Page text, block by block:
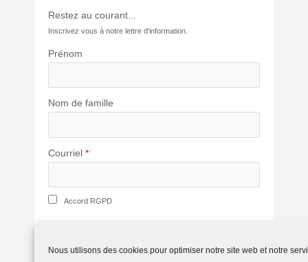
Nous utilisons des cookies pour optimiser notre site web et notre
Restez au courant...
Inscrivez vous à notre lettre d'information.
Prénom
Nom de famille
Courriel *
Accord RGPD